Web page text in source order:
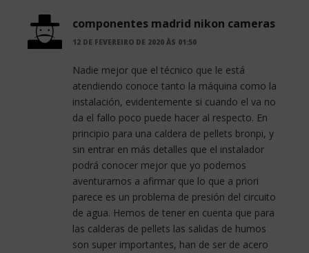
componentes madrid nikon cameras
12 DE FEVEREIRO DE 2020 ÀS 01:50
Nadie mejor que el técnico que le está
atendiendo conoce tanto la máquina como la
instalación, evidentemente si cuando el va no
da el fallo poco puede hacer al respecto. En
principio para una caldera de pellets bronpi, y
sin entrar en más detalles que el instalador
podrá conocer mejor que yo podemos
aventurarnos a afirmar que lo que a priori
parece es un problema de presión del circuito
de agua. Hemos de tener en cuenta que para
las calderas de pellets las salidas de humos
son super importantes, han de ser de acero